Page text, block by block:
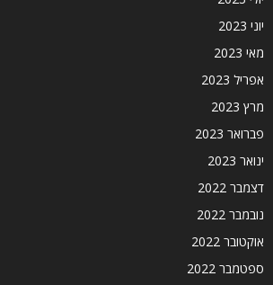
יוני 2023
מאי 2023
אפריל 2023
מרץ 2023
פברואר 2023
ינואר 2023
דצמבר 2022
נובמבר 2022
אוקטובר 2022
ספטמבר 2022